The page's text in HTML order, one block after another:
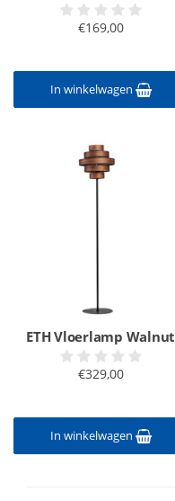
€169,00
In winkelwagen
ETH Vloerlamp Walnut
€329,00
In winkelwagen